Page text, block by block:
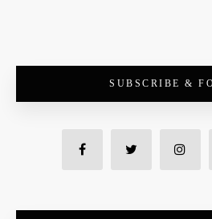
SUBSCRIBE &